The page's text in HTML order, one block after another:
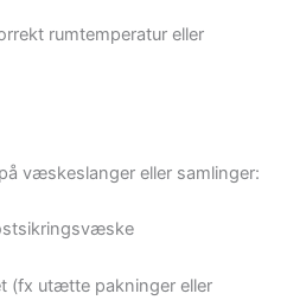
rumtemperatur eller
væskeslanger eller samlinger:
(fx utætte pakninger eller